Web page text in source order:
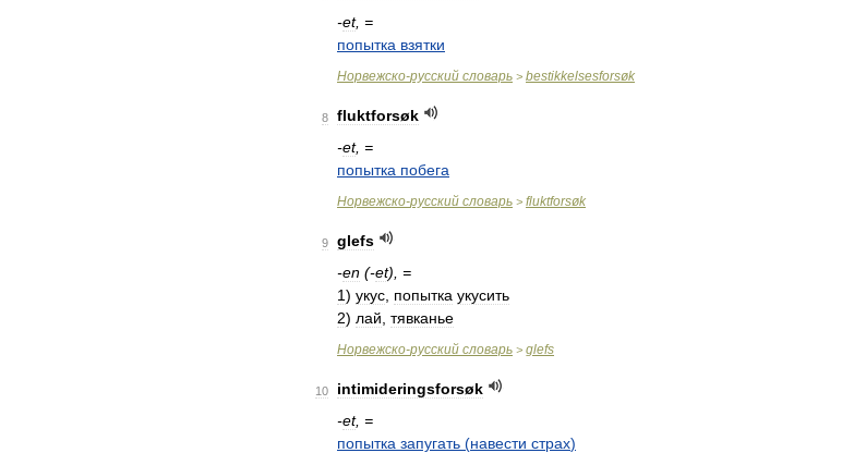
-et, =
попытка взятки
Норвежско-русский словарь > bestikkelsesforsøk
8
fluktforsøk
-et, =
попытка побега
Норвежско-русский словарь > fluktforsøk
9
glefs
-en (-et), =
1) укус попытка укусить
2) лай тявканье
Норвежско-русский словарь > glefs
10
intimideringsforsøk
-et, =
попытка запугать (навести страх)